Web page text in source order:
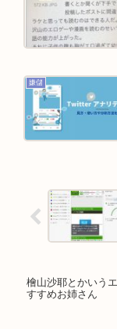
嫌儲
檜山沙耶とかいう
すすめお姉さん